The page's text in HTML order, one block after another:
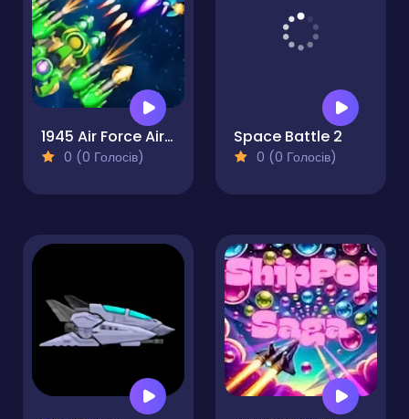
1945 Air Force Airplane
0 (0 Голосів)
Space Battle 2
0 (0 Голосів)